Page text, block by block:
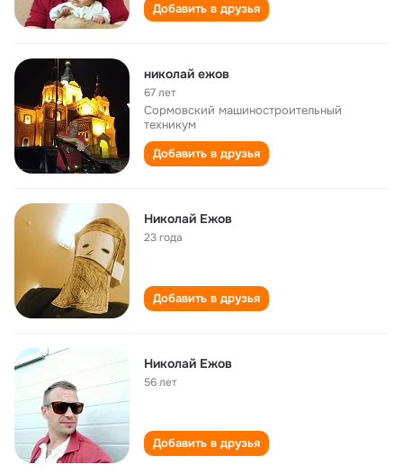
Добавить в друзья
николай ежов
67 лет
Сормовский машиностроительный
техникум
Добавить в друзья
Николай Ежов
23 года
Добавить в друзья
Николай Ежов
56 лет
Добавить в друзья